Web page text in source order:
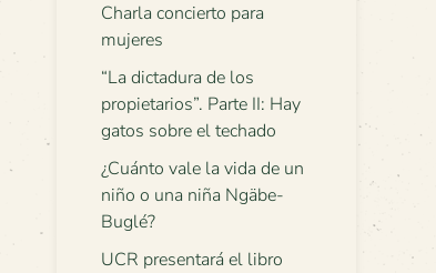
Charla concierto para
mujeres
“La dictadura de los
propietarios”. Parte II: Hay
gatos sobre el techado
¿Cuánto vale la vida de un
niño o una niña Ngäbe-
Buglé?
UCR presentará el libro